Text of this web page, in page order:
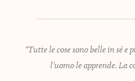
“Tutte le cose sono belle in sé
l’uomo le apprende. La